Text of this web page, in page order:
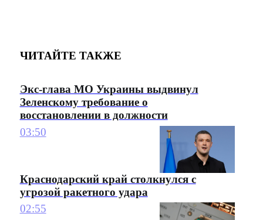
ЧИТАЙТЕ ТАКЖЕ
Экс-глава МО Украины выдвинул
Зеленскому требование о
восстановлении в должности
03:50
Краснодарский край столкнулся с
угрозой ракетного удара
02:55